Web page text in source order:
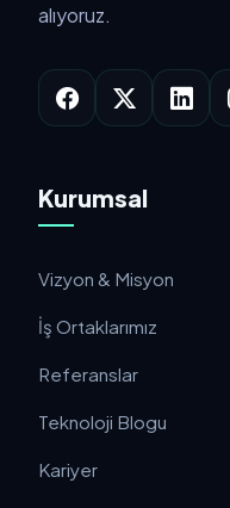
alıyoruz.
Kurumsal
Vizyon & Misyon
İş Ortaklarımız
Referanslar
Teknoloji Blogu
Kariyer